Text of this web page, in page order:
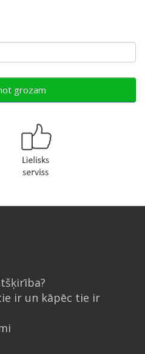
grozam
ir un kāpēc tie ir